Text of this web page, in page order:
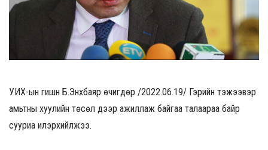
УИХ-ын гишүүн Б.Энхбаяр өчигдөр /2022.06.19/ Гэрийн тэжээвэр
амьтны хуулийн төсөл дээр ажиллаж байгаа талаараа байр
сууриа илэрхийлжээ.